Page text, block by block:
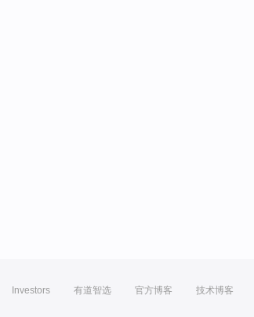
Investors 有道智选 官方博客 技术博客